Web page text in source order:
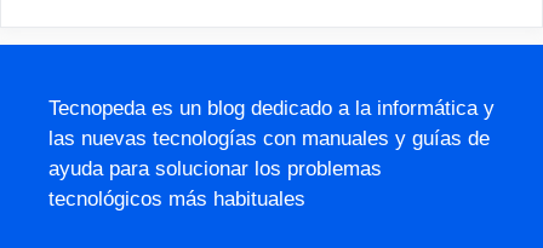
Tecnopeda es un blog dedicado a la informática y
las nuevas tecnologías con manuales y guías de
ayuda para solucionar los problemas
tecnológicos más habituales